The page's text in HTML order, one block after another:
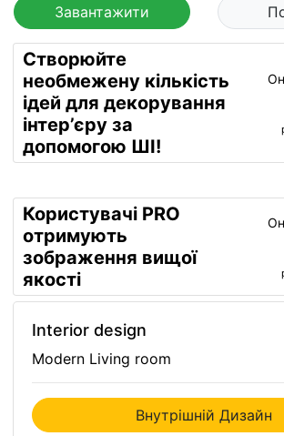
Завантажити
Створюйте
необмежену кількість
ідей для декорування
інтер’єру за
допомогою ШІ!
Користувачі PRO
отримують
зображення вищої
якості
Interior design
Modern Living room
Внутрішній Дизайн